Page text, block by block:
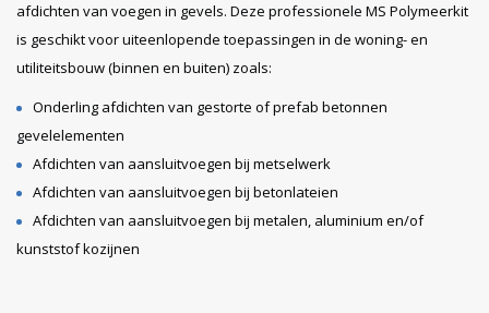
afdichten van voegen in gevels. Deze professionele MS Polymeerkit
is geschikt voor uiteenlopende toepassingen in de woning- en
utiliteitsbouw (binnen en buiten) zoals:
Onderling afdichten van gestorte of prefab betonnen
gevelelementen
Afdichten van aansluitvoegen bij metselwerk
Afdichten van aansluitvoegen bij betonlateien
Afdichten van aansluitvoegen bij metalen, aluminium en/of
kunststof kozijnen